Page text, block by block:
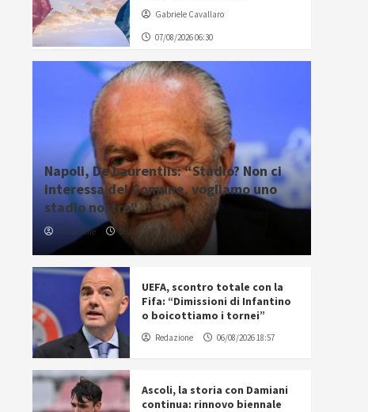
Gabriele Cavallaro
07/08/2026 06:30
Napoli, De Laurentiis: “Stadio? Non ci
interessa del Comune, vogliamo uno
stadio nostro”
Redazione 06/08/2026 20:43
UEFA, scontro totale con la
Fifa: “Dimissioni di Infantino
o boicottiamo i tornei”
Redazione 06/08/2026 18:57
Ascoli, la storia con Damiani
continua: rinnovo biennale